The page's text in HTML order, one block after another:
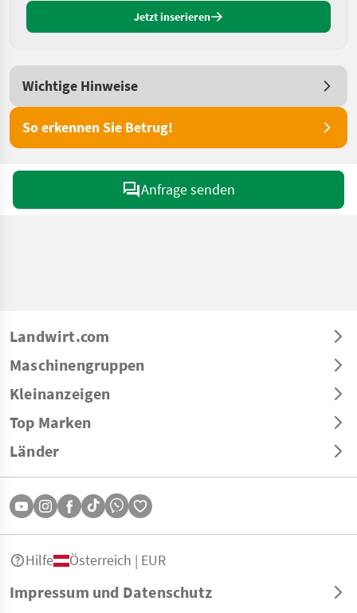
Jetzt inserieren
Wichtige Hinweise
So erkennen Sie Betrug!
Anfrage senden
Landwirt.com
Maschinengruppen
Kleinanzeigen
Top Marken
Länder
Impressum und Datenschutz
Hilfe Österreich | EUR